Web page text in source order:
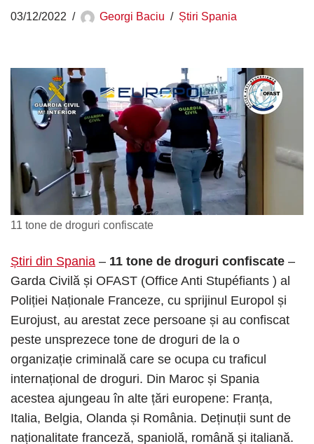
03/12/2022 Georgi Baciu Știri Spania
11 tone de droguri confiscate
Știri din Spania – 11 tone de droguri confiscate –
Garda Civilă și OFAST (Office Anti Stupéfiants ) al
Poliției Naționale Franceze, cu sprijinul Europol și
Eurojust, au arestat zece persoane și au confiscat
peste unsprezece tone de droguri de la o
organizație criminală care se ocupa cu traficul
internațional de droguri. Din Maroc și Spania
acestea ajungeau în alte țări europene: Franța,
Italia, Belgia, Olanda și România. Deținuții sunt de
naționalitate franceză, spaniolă, română și italiană.